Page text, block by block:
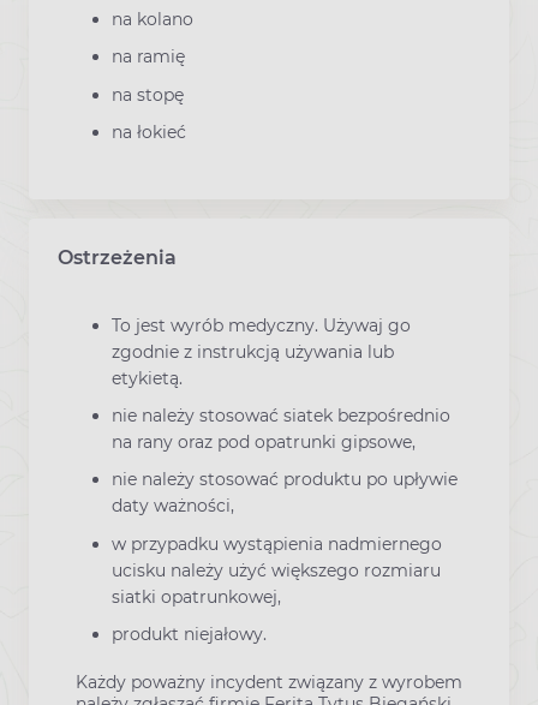
na kolano
na ramię
na stopę
na łokieć
Ostrzeżenia
To jest wyrób medyczny. Używaj go
zgodnie z instrukcją używania lub
etykietą.
nie należy stosować siatek bezpośrednio
na rany oraz pod opatrunki gipsowe,
nie należy stosować produktu po upływie
daty ważności,
w przypadku wystąpienia nadmiernego
ucisku należy użyć większego rozmiaru
siatki opatrunkowej,
produkt niejałowy.
Każdy poważny incydent związany z wyrobem